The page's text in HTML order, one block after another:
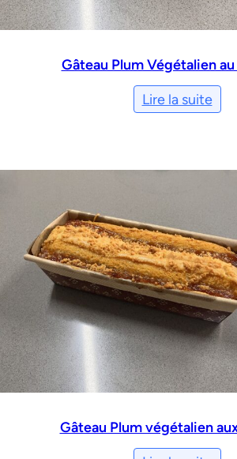
Gâteau Plum Végétalien
Lire la suite
Gâteau Plum végétalien